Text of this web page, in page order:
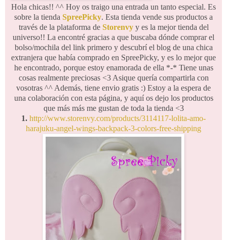
Hola chicas!! ^^ Hoy os traigo una entrada un tanto especial. Es
sobre la tienda SpreePicky. Esta tienda vende sus productos a
través de la plataforma de Storenvyy es la mejor tienda del
universo!! La encontré gracias a que buscaba dónde comprar el
bolso/mochila del link primero y descubrí el blog de una chica
extranjera que había comprado en SpreePicky, y es lo mejor que
he encontrado, porque estoy enamorada de ella *-* Tiene unas
cosas realmente preciosas <3 Asique quería compartirla con
vosotras ^^ Además, tiene envio gratis :) Estoy a la espera de
una colaboración con esta página, y aquí os dejo los productos
que más más me gustan de toda la tienda <3
1. http://www.storenvy.com/products/3114117-lolita-amo-
harajuku-angel-wings-backpack-3-colors-free-shipping